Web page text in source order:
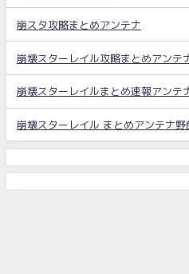
崩スタ攻略まとめアンテナ
崩壊スターレイル攻略まとめアンテ
崩壊スターレイルまとめ速報アンテ
崩壊スターレイル まとめアンテナ野